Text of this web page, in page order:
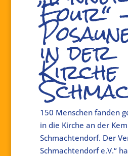
Four“
in der
Kirche
150 Menschen fanden
in die Kirche an der
Schmachtendorf. Der
Schmachtendorf e.V.“